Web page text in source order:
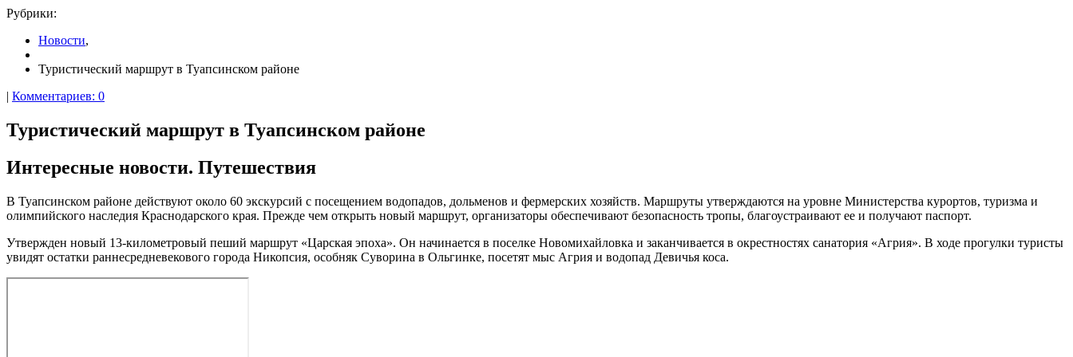
Рубрики:
Новости,
Туристический маршрут в Туапсинском районе
| Комментариев: 0
Туристический маршрут в Туапсинском районе
Интересные новости. Путешествия
В Туапсинском районе действуют около 60 экскурсий с посещением водопадов, дольменов и фермерских хозяйств. Маршруты утверждаются на уровне Министерства курортов, туризма и
олимпийского наследия Краснодарского края. Прежде чем открыть новый маршрут, организаторы обеспечивают безопасность тропы, благоустраивают ее и получают паспорт.
Утвержден новый 13-километровый пеший маршрут «Царская эпоха». Он начинается в поселке Новомихайловка и заканчивается в окрестностях санатория «Агрия». В ходе прогулки туристы
увидят остатки раннесредневекового города Никопсия, особняк Суворина в Ольгинке, посетят мыс Агрия и водопад Девичья коса.